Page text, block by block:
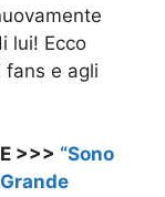
lui! Ecco
fans e agli
>>> “Sono